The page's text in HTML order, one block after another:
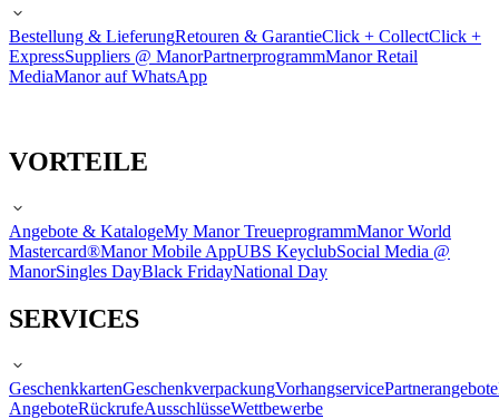
Bestellung & LieferungRetouren & GarantieClick + CollectClick +
ExpressSuppliers @ ManorPartnerprogrammManor Retail
MediaManor auf WhatsApp
VORTEILE
Angebote & KatalogeMy Manor TreueprogrammManor World
Mastercard®Manor Mobile AppUBS KeyclubSocial Media @
ManorSingles DayBlack FridayNational Day
SERVICES
GeschenkkartenGeschenkverpackungVorhangservicePartnerangebote
AngeboteRückrufeAusschlüsseWettbewerbe